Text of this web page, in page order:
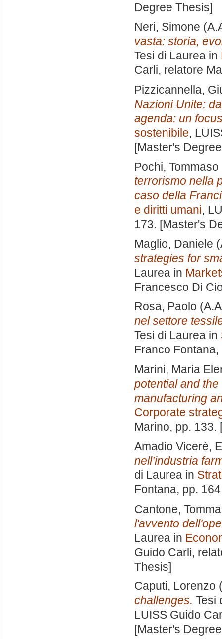
Degree Thesis]
Neri, Simone
vasta: storia,
Tesi di Laurea in
Carli, relatore
Pizzicannella,
Nazioni Unite:
agenda: un
sostenibile,
[Master's
Pochi, Tommaso
terrorismo nella
caso della
e diritti umani,
173. [Master's
Maglio, Daniele
strategies for
Laurea in
Francesco Di
Rosa, Paolo
nel settore
Tesi di Laurea in
Franco Fontana,
Marini, Maria
potential and
manufacturing
Corporate
Marino, pp. 133.
Amadio Vicerè,
nell’industria
di Laurea in
Fontana, pp.
Cantone,
l'avvento
Laurea in
Guido Carli,
Thesis]
Caputi, Lorenzo
challenges. Tesi
LUISS Guido
[Master's